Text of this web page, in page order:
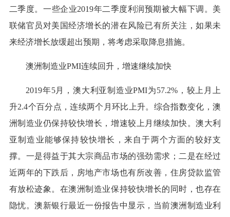
二季度。一些企业2019年二季度利润预期被大幅下调。美
联储官员对美国经济增长的潜在风险已有所关注，如果未
来经济增长放缓超出预期，将考虑采取降息措施。
澳洲制造业PMI连续回升，增速继续加快
2019年5月，澳大利亚制造业PMI为57.2%，较上月上
升2.4个百分点，连续两个月环比上升。综合指数变化，澳
洲制造业仍保持较快增长，增速较上月继续加快。澳大利
亚制造业能够保持较快增长，来自于两个方面的较好支
撑。一是得益于其大宗商品市场的强劲需求；二是在经过
近两年的下跌后，房地产市场也有所改善，住房贷款监管
有放松迹象。在澳洲制造业保持较快增长的同时，也存在
隐忧。澳新银行最近一份报告中显示，当前澳洲制造业利